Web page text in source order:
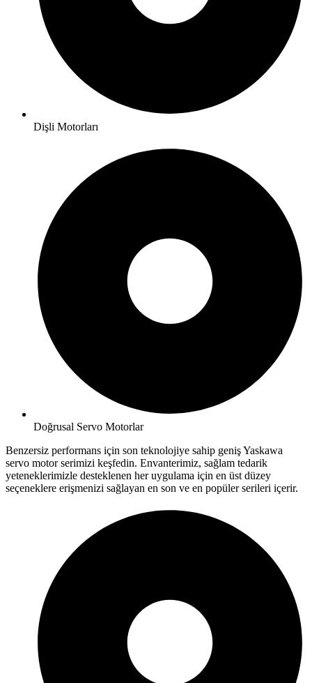
Dişli Motorları
Doğrusal Servo Motorlar
Benzersiz performans için son teknolojiye sahip geniş Yaskawa
servo motor serimizi keşfedin. Envanterimiz, sağlam tedarik
yeteneklerimizle desteklenen her uygulama için en üst düzey
seçeneklere erişmenizi sağlayan en son ve en popüler serileri içerir.